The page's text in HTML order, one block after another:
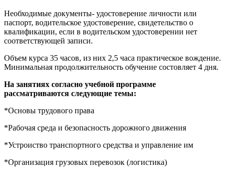
Необходимые документы- удостоверение личности или
паспорт, водительское удостоверение, свидетельство о
квалификации, если в водительском удостоверении нет
соответствующей записи.
Объем курса 35 часов, из них 2,5 часа практическое вождение.
Минимальная продолжительность обучение состовляет 4 дня.
На занятиях согласно учебной программе
рассматриваются следующие темы:
*Основы трудового права
*Рабочая среда и безопасность дорожного движения
*Устроиство транспортного средства и управление им
*Организация грузовых перевозок (логистика)